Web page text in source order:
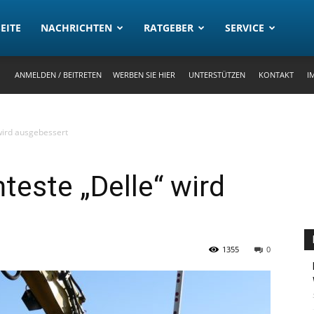
NACHRICHTEN RATGEBER SERVICE
ANMELDEN / BEITRETEN WERBEN SIE HIER UNTERSTÜTZEN KONTAKT
ausgebessert
„Delle“ wird
0
1355